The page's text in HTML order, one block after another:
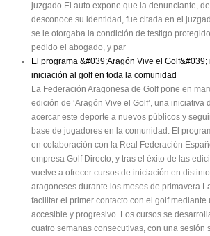
juzgado.El auto expone que la denunciante,
desconoce su identidad, fue citada en el
se le otorgaba la condición de testigo
pedido el abogado, y par
El programa &#039;Aragón Vive el
iniciación al golf en toda la comunidad
La Federación Aragonesa de Golf pone en
edición de ‘Aragón Vive el Golf’, una iniciativa
acercar este deporte a nuevos públicos y
base de jugadores en la comunidad. El
en colaboración con la Real Federación
empresa Golf Directo, y tras el éxito de las
vuelve a ofrecer cursos de iniciación en
aragoneses durante los meses de
facilitar el primer contacto con el golf mediante
accesible y progresivo. Los cursos se
cuatro semanas consecutivas, con una sesión